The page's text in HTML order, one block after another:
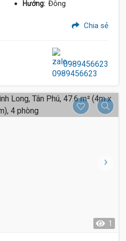
Hướng: Đông
Chia sẻ
0989456623
1